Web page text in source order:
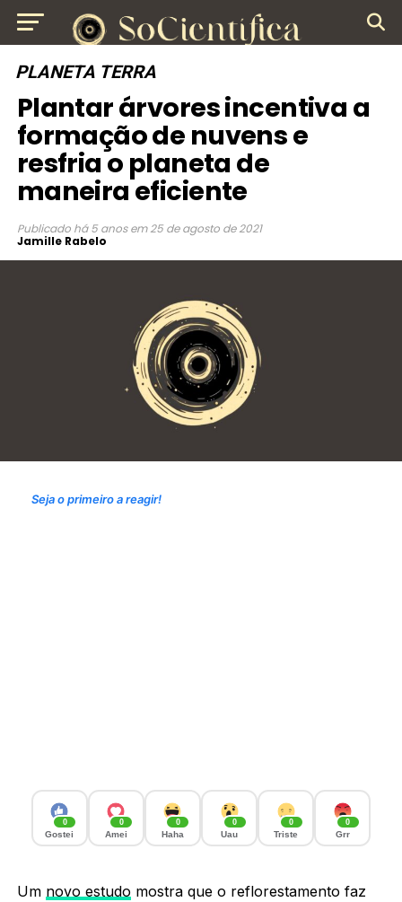
PLANETA TERRA
Plantar árvores incentiva a
formação de nuvens e
resfria o planeta de
maneira eficiente
Publicado há 5 anos em 25 de agosto de 2021
Jamille Rabelo
Seja o primeiro a reagir!
0
Gostei
0
Amei
0
Haha
0
Uau
0
Triste
0
Grr
Um novo estudo mostra que o reflorestamento faz